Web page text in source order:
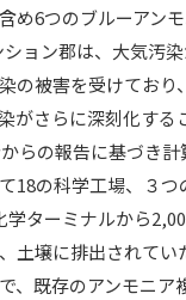
め6つのブルーアン
ョン郡は、大気汚
の被害を受けており
がさらに深刻化する
らの報告に基づき
18の科学工場、３
学ターミナルから
土壌に排出されて
、既存のアンモニア